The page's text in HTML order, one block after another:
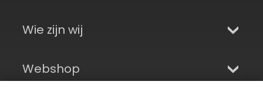
Wie zijn wij
Webshop